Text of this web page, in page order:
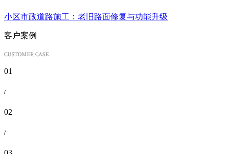
小区市政道路施工：老旧路面修复与功能升级
客户案例
01
/
02
/